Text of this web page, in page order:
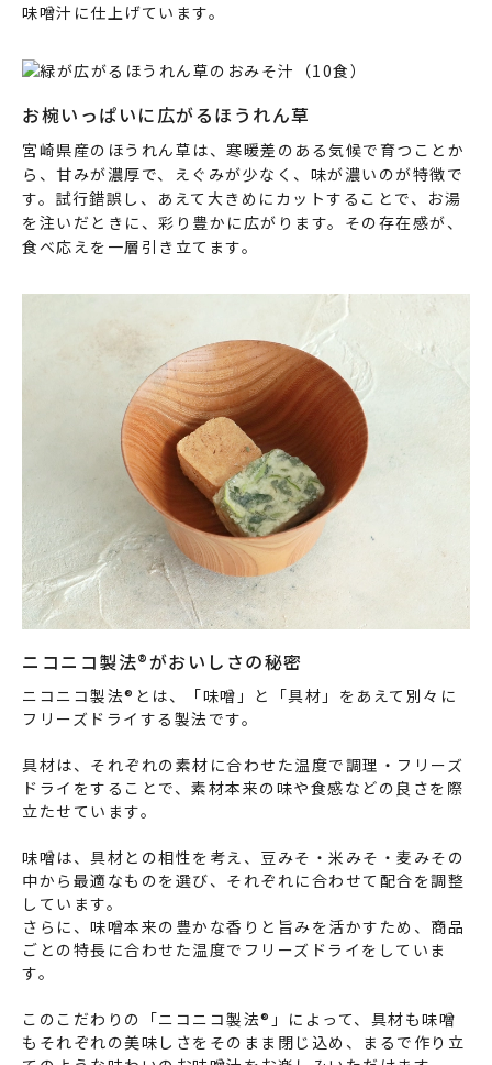
味噌汁に仕上げています。
お椀いっぱいに広がるほうれん草
宮崎県産のほうれん草は、寒暖差のある気候で育つことか
ら、甘みが濃厚で、えぐみが少なく、味が濃いのが特徴で
す。試行錯誤し、あえて大きめにカットすることで、お湯
を注いだときに、彩り豊かに広がります。その存在感が、
食べ応えを一層引き立てます。
ニコニコ製法®がおいしさの秘密
ニコニコ製法®とは、「味噌」と「具材」をあえて別々に
フリーズドライする製法です。
具材は、それぞれの素材に合わせた温度で調理・フリーズ
ドライをすることで、素材本来の味や食感などの良さを際
立たせています。
味噌は、具材との相性を考え、豆みそ・米みそ・麦みその
中から最適なものを選び、それぞれに合わせて配合を調整
しています。
さらに、味噌本来の豊かな香りと旨みを活かすため、商品
ごとの特長に合わせた温度でフリーズドライをしていま
す。
このこだわりの「ニコニコ製法®」によって、具材も味噌
もそれぞれの美味しさをそのまま閉じ込め、まるで作り立